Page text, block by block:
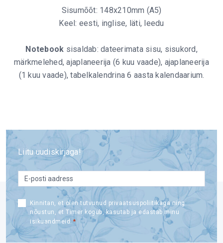
Sisumõõt: 148x210mm (A5)
Keel: eesti, inglise, läti, leedu
Notebook sisaldab: dateerimata sisu, sisukord,
märkmelehed, ajaplaneerija (6 kuu vaade), ajaplaneerija
(1 kuu vaade), tabelkalendrina 6 aasta kalendaarium.
Liitu uudiskirjaga!
email
Consent
*
Kinnitan, et olen tutvunud privaatsuspoliitikaga ning
nõustun, et Timer kogub, kasutab ja edastab minu
isikuandmeid. *